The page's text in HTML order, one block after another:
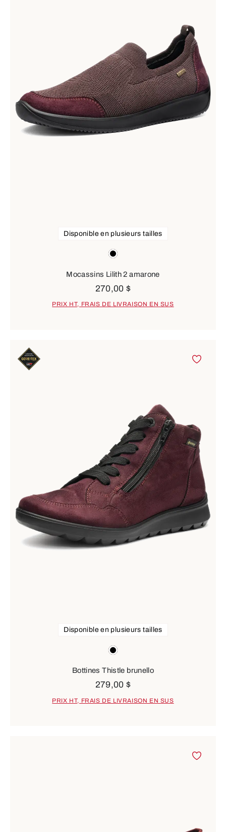
black
Disponible en plusieurs tailles
Mocassins Lilith 2 amarone
270,00 $
PRIX HT, FRAIS DE LIVRAISON EN SUS
black
Disponible en plusieurs tailles
Bottines Thistle brunello
279,00 $
PRIX HT, FRAIS DE LIVRAISON EN SUS